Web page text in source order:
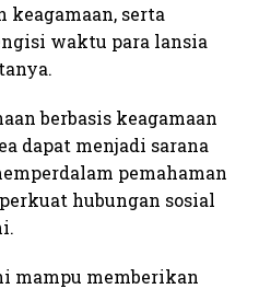
keagamaan, serta
waktu para lansia
berbasis keagamaan
dapat menjadi sarana
pemahaman
hubungan sosial
mampu memberikan